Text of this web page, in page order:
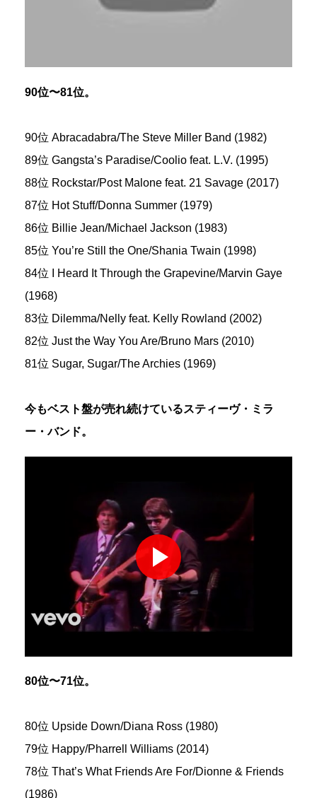
90位〜81位。
90位 Abracadabra/The Steve Miller Band (1982)
89位 Gangsta’s Paradise/Coolio feat. L.V. (1995)
88位 Rockstar/Post Malone feat. 21 Savage (2017)
87位 Hot Stuff/Donna Summer (1979)
86位 Billie Jean/Michael Jackson (1983)
85位 You’re Still the One/Shania Twain (1998)
84位 I Heard It Through the Grapevine/Marvin Gaye
(1968)
83位 Dilemma/Nelly feat. Kelly Rowland (2002)
82位 Just the Way You Are/Bruno Mars (2010)
81位 Sugar, Sugar/The Archies (1969)
今もベスト盤が売れ続けているスティーヴ・ミラ
ー・バンド。
80位〜71位。
80位 Upside Down/Diana Ross (1980)
79位 Happy/Pharrell Williams (2014)
78位 That’s What Friends Are For/Dionne & Friends
(1986)